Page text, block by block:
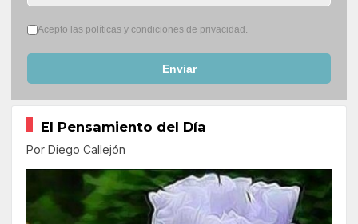
Términos del servicio*
Acepto las políticas y condiciones de privacidad.
Enviar
El Pensamiento del Día
Por Diego Callejón